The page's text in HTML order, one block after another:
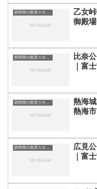
静岡県の夜景スポット一覧
乙女
御殿
静岡県の夜景スポット一覧
比奈
｜富
静岡県の夜景スポット一覧
熱海
熱海市
静岡県の夜景スポット一覧
広見
｜富